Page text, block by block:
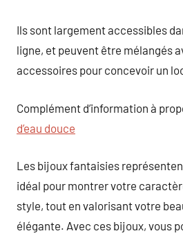
Ils sont largement accessibles
ligne, et peuvent être mélangés
accessoires pour concevoir un
Complément d’information à
d’eau douce
Les bijoux fantaisies
idéal pour montrer votre
style, tout en valorisant votre
élégante. Avec ces bijoux, vous